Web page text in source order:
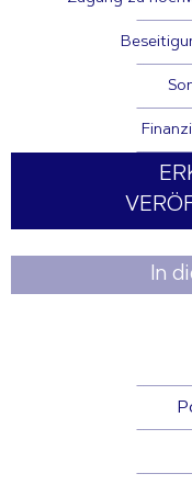
In